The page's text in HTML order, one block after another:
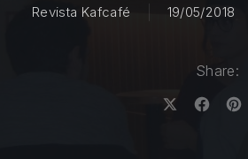
Revista Kafcafé 19/05/2018
Share: